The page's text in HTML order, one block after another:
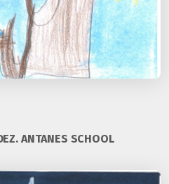
ANTANES SCHOOL